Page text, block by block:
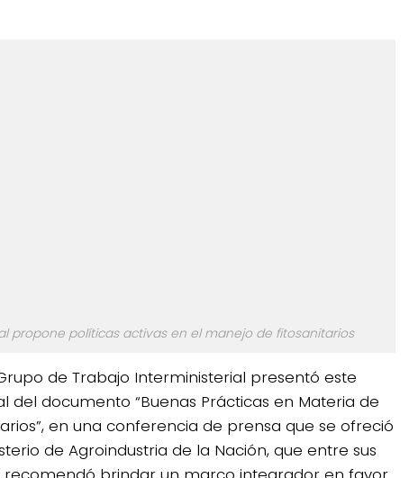
propone políticas activas en el manejo de fitosanitarios
de Trabajo Interministerial presentó este
del documento “Buenas Prácticas en Materia de
en una conferencia de prensa que se ofreció
de Agroindustria de la Nación, que entre sus